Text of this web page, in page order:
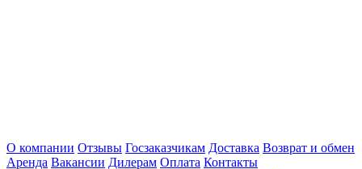
О компании Отзывы Госзаказчикам Доставка Возврат и обмен
Аренда Вакансии Дилерам Оплата Контакты